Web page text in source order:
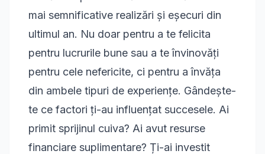
mai semnificative realizări și eșecuri din
ultimul an. Nu doar pentru a te felicita
pentru lucrurile bune sau a te învinovăți
pentru cele nefericite, ci pentru a învăța
din ambele tipuri de experiențe. Gândește-
te ce factori ți-au influențat succesele. Ai
primit sprijinul cuiva? Ai avut resurse
financiare suplimentare? Ți-ai investit